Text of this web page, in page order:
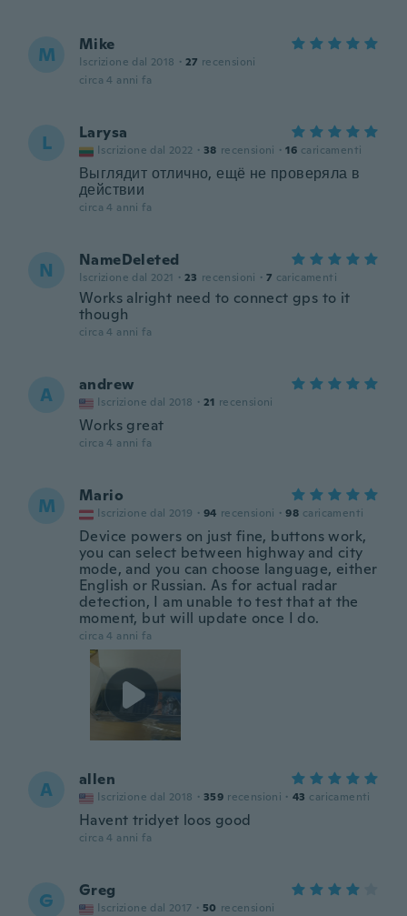
M Mike
Iscrizione dal 2018 · 27 recensioni
circa 4 anni fa
L Larysa
Iscrizione dal 2022 · 38 recensioni · 16 caricamenti
Выглядит отлично, ещё не проверяла в
действии
circa 4 anni fa
N NameDeleted
Iscrizione dal 2021 · 23 recensioni · 7 caricamenti
Works alright need to connect gps to it
though
circa 4 anni fa
A andrew
Iscrizione dal 2018 · 21 recensioni
Works great
circa 4 anni fa
M Mario
Iscrizione dal 2019 · 94 recensioni · 98 caricamenti
Device powers on just fine, buttons work,
you can select between highway and city
mode, and you can choose language, either
English or Russian. As for actual radar
detection, I am unable to test that at the
moment, but will update once I do.
circa 4 anni fa
A allen
Iscrizione dal 2018 · 359 recensioni · 43 caricamenti
Havent tridyet loos good
circa 4 anni fa
G Greg
Iscrizione dal 2017 · 50 recensioni